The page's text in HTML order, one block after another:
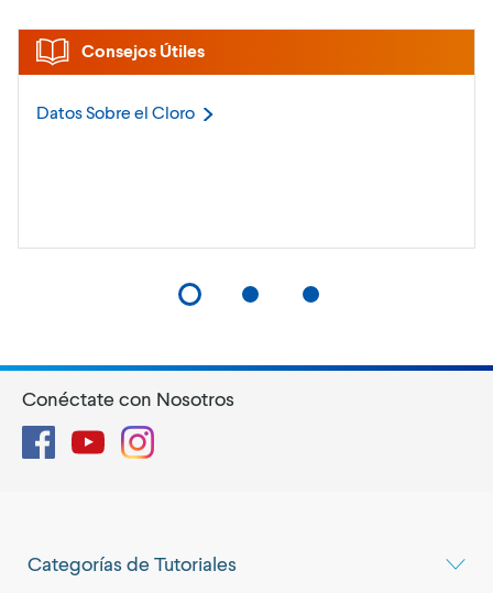
Consejos Útiles
Datos Sobre el Cloro
Categorías de Tutoriales
Conéctate con Nosotros
FacebookYouTubeInstagram